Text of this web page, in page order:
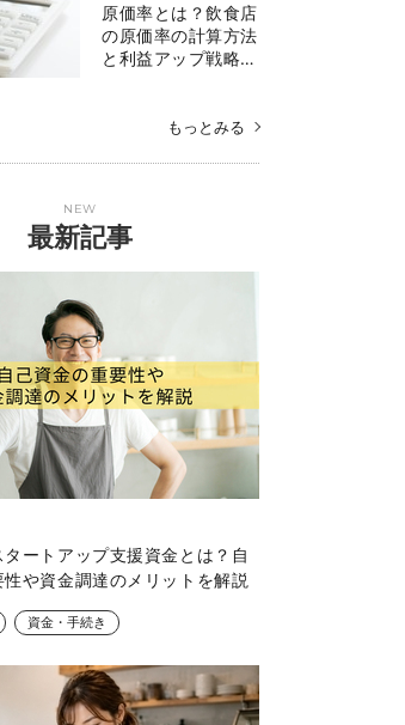
原価率とは？飲食店
の原価率の計算方法
と利益アップ戦略…
もっとみる
NEW
最新記事
ートアップ支援資金とは？自
や資金調達のメリットを解説
資金・手続き